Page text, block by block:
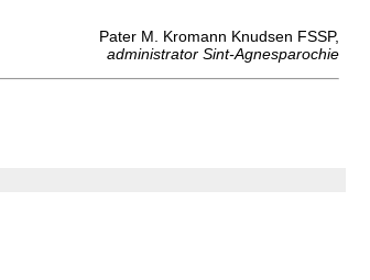
Pater M. Kromann Knudsen FSSP,
administrator Sint-Agnesparochie